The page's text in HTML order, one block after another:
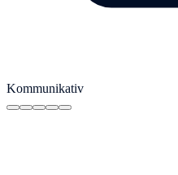
Kommunikativ